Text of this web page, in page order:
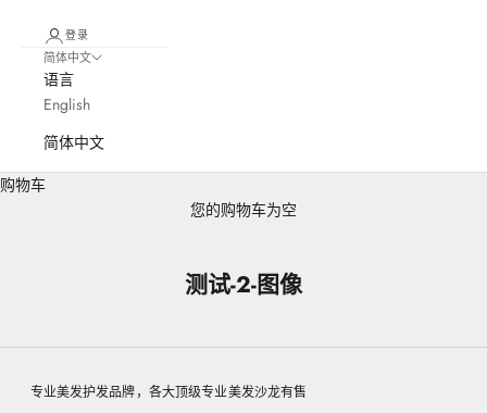
登录
简体中文
语言
English
简体中文
购物车
您的购物车为空
测试-2-图像
专业美发护发品牌，各大顶级专业美发沙龙有售